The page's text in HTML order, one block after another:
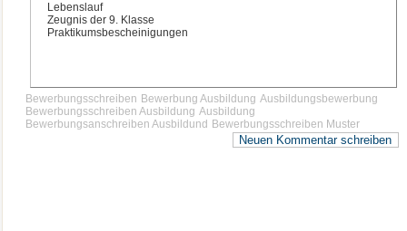
Lebenslauf
Zeugnis der 9. Klasse
Praktikumsbescheinigungen
Bewerbungsschreiben Bewerbung Ausbildung Ausbildungsbewerbung
Bewerbungsschreiben Ausbildung Ausbildung
Bewerbungsanschreiben Ausbildund Bewerbungsschreiben Muster
Neuen Kommentar schreiben